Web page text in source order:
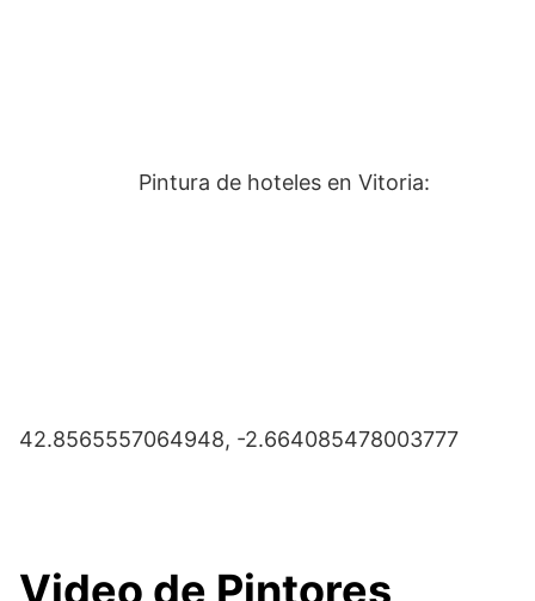
Pintura de hoteles en Vitoria:
42.8565557064948, -2.664085478003777
Video de Pintores